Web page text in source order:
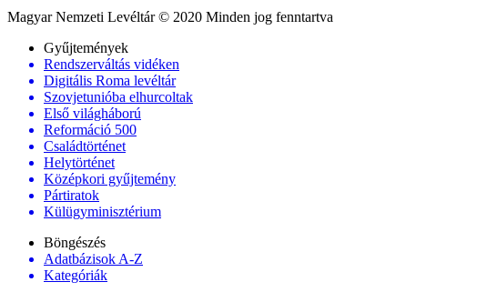
Magyar Nemzeti Levéltár © 2020 Minden jog fenntartva
Gyűjtemények
Rendszerváltás vidéken
Digitális Roma levéltár
Szovjetunióba elhurcoltak
Első világháború
Reformáció 500
Családtörténet
Helytörténet
Középkori gyűjtemény
Pártiratok
Külügyminisztérium
Böngészés
Adatbázisok A-Z
Kategóriák